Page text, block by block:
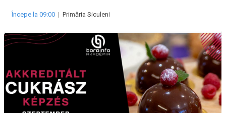
Începe la 09:00 | Primăria Siculeni